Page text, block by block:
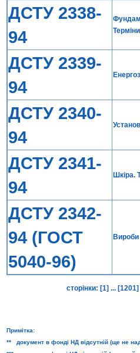
ДСТУ 2338-
94
ДСТУ 2339-
94
ДСТУ 2340-
94
ДСТУ 2341-
94
Шкіра.
ДСТУ 2342-
94 (ГОСТ
5040-96)
Вироби
сторінки: [1] ...[1201]
Примітка:
** документ в фонді НД відсутній (ще не